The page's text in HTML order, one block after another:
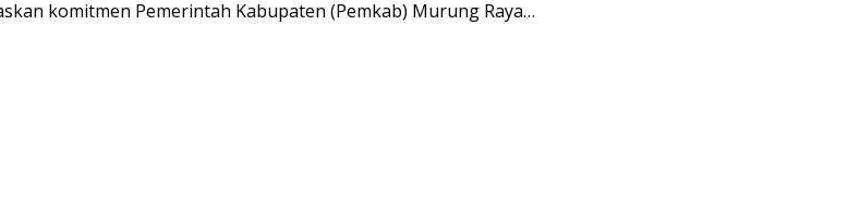
komitmen Pemerintah Kabupaten (Pemkab) Murung Raya…